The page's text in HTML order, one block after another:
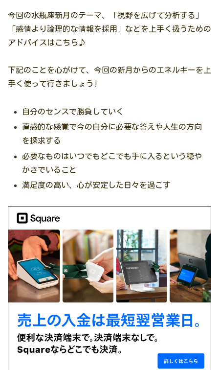
今回の水瓶座新月のテーマ、「視野を広げて分析する」
「感情より論理的な情報を採用」などを上手く扱うための
アドバイスはこちら♪
下記のことを心がけて、今回の新月からのエネルギーを上
手く使って行きましょう!
自分のセンスで勝負していく
直感的な感覚で今の自分に必要な答えや人生の方向
を探求する
必要なものはいつでもどこでも手に入るという穏や
かさでいること
満足度の高い、心が安定した日々を過ごす